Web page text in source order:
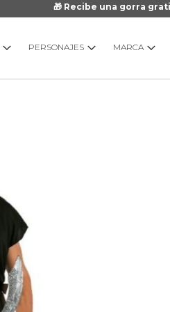
🎁 Recibe una gorra
PERSONAJES MARCA